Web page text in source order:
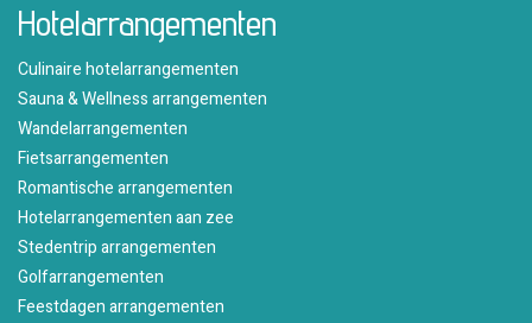
Hotelarrangementen
Culinaire hotelarrangementen
Sauna & Wellness arrangementen
Wandelarrangementen
Fietsarrangementen
Romantische arrangementen
Hotelarrangementen aan zee
Stedentrip arrangementen
Golfarrangementen
Feestdagen arrangementen